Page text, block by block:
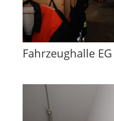
Fahrzeughalle EG